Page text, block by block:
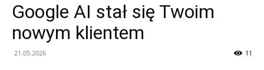
Google AI stał się Twoim
nowym klientem
21.05.2026 11